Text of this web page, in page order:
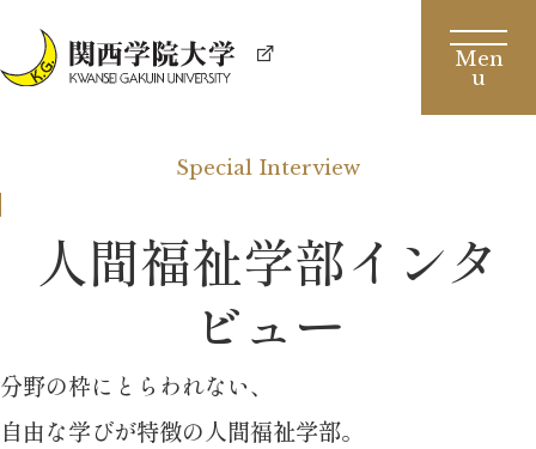
Special Interview
人間福祉学部インタ
ビュー
分野の枠にとらわれない、
自由な学びが特徴の人間福祉学部。